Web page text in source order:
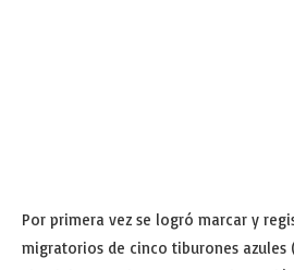
Por primera vez se logró marcar y
migratorios de cinco tiburones azules